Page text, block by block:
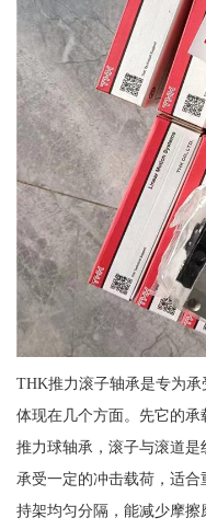
THK推力滚子轴承是专为
体现在几个方面。先它的
推力球轴承，滚子与滚道
承受一定的冲击载荷，适
持架均匀分隔，能减少摩